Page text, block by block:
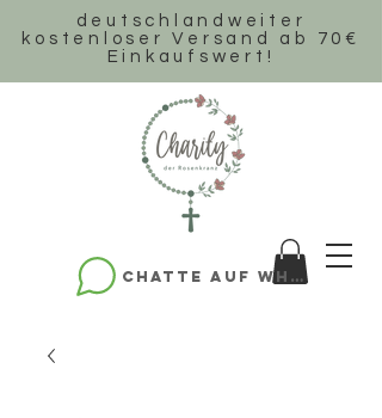
deutschlandweiter
k ostenloser Versand ab 70€
Einkaufswert!
Chatte auf WhatsApp